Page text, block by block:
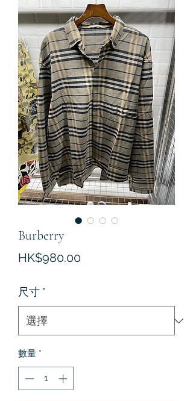
Burberry
HK$980.00價
尺寸 *
數量 *